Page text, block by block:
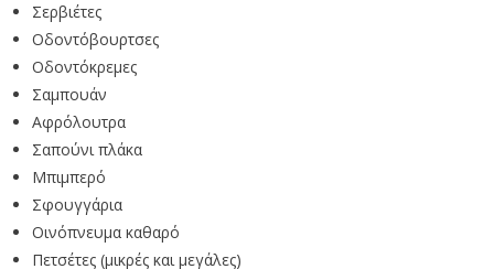
Σερβιέτες
Οδοντόβουρτσες
Οδοντόκρεμες
Σαμπουάν
Αφρόλουτρα
Σαπούνι πλάκα
Μπιμπερό
Σφουγγάρια
Οινόπνευμα καθαρό
Πετσέτες (μικρές και μεγάλες)